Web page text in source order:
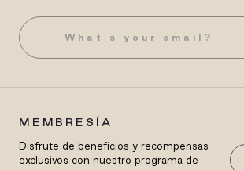
MEMBRESÍA
Disfrute de beneficios y recompensas
exclusivos con nuestro programa de